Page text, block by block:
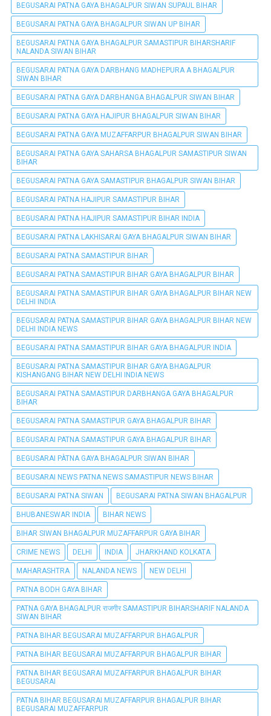
BEGUSARAI PATNA GAYA BHAGALPUR SIWAN SUPAUL BIHAR
BEGUSARAI PATNA GAYA BHAGALPUR SIWAN UP BIHAR
BEGUSARAI PATNA GAYA BHAGALPUR SAMASTIPUR BIHARSHARIF
NALANDA SIWAN BIHAR
BEGUSARAI PATNA GAYA DARBHANG MADHEPURA A BHAGALPUR
SIWAN BIHAR
BEGUSARAI PATNA GAYA DARBHANGA BHAGALPUR SIWAN BIHAR
BEGUSARAI PATNA GAYA HAJIPUR BHAGALPUR SIWAN BIHAR
BEGUSARAI PATNA GAYA MUZAFFARPUR BHAGALPUR SIWAN BIHAR
BEGUSARAI PATNA GAYA SAHARSA BHAGALPUR SAMASTIPUR SIWAN
BIHAR
BEGUSARAI PATNA GAYA SAMASTIPUR BHAGALPUR SIWAN BIHAR
BEGUSARAI PATNA HAJIPUR SAMASTIPUR BIHAR
BEGUSARAI PATNA HAJIPUR SAMASTIPUR BIHAR INDIA
BEGUSARAI PATNA LAKHISARAI GAYA BHAGALPUR SIWAN BIHAR
BEGUSARAI PATNA SAMASTIPUR BIHAR
BEGUSARAI PATNA SAMASTIPUR BIHAR GAYA BHAGALPUR BIHAR
BEGUSARAI PATNA SAMASTIPUR BIHAR GAYA BHAGALPUR BIHAR NEW
DELHI INDIA
BEGUSARAI PATNA SAMASTIPUR BIHAR GAYA BHAGALPUR BIHAR NEW
DELHI INDIA NEWS
BEGUSARAI PATNA SAMASTIPUR BIHAR GAYA BHAGALPUR INDIA
BEGUSARAI PATNA SAMASTIPUR BIHAR GAYA BHAGALPUR
KISHANGANG BIHAR NEW DELHI INDIA NEWS
BEGUSARAI PATNA SAMASTIPUR DARBHANGA GAYA BHAGALPUR
BIHAR
BEGUSARAI PATNA SAMASTIPUR GAYA BHAGALPUR BIHAR
BEGUSARAI PATNA SAMASTIPUR GAYA BHAGALPUR BIHAR
BEGUSARAI PÀTNA GAYA BHAGALPUR SIWAN BIHAR
BEGUSARAI NEWS PATNA NEWS SAMASTIPUR NEWS BIHAR
BEGUSARAI PATNA SIWAN BEGUSARAI PATNA SIWAN BHAGALPUR
BHUBANESWAR INDIA BIHAR NEWS
BIHAR SIWAN BHAGALPUR MUZAFFARPUR GAYA BIHAR
CRIME NEWS DELHI INDIA JHARKHAND KOLKATA
MAHARASHTRA NALANDA NEWS NEW DELHI
PATNA BODH GAYA BIHAR
PATNA GAYA BHAGALPUR राजगीर SAMASTIPUR BIHARSHARIF NALANDA
SIWAN BIHAR
PATNA BIHAR BEGUSARAI MUZAFFARPUR BHAGALPUR
PATNA BIHAR BEGUSARAI MUZAFFARPUR BHAGALPUR BIHAR
PATNA BIHAR BEGUSARAI MUZAFFARPUR BHAGALPUR BIHAR
BEGUSARAI
PATNA BIHAR BEGUSARAI MUZAFFARPUR BHAGALPUR BIHAR
BEGUSARAI MUZAFFARPUR